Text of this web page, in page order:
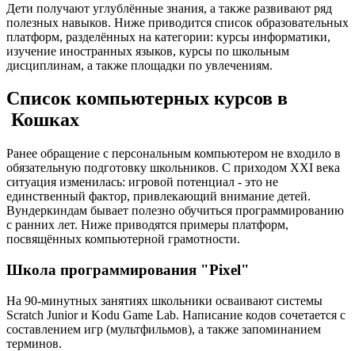
Дети получают углублённые знания, а также развивают ряд
полезных навыков. Ниже приводится список образовательных
платформ, разделённых на категории: курсы информатики,
изучение иностранных языков, курсы по школьным
дисциплинам, а также площадки по увлечениям.
Список компьютерных курсов в
Кошках
Ранее обращение с персональным компьютером не входило в
обязательную подготовку школьников. С приходом XXI века
ситуация изменилась: игровой потенциал - это не
единственный фактор, привлекающий внимание детей.
Вундеркиндам бывает полезно обучиться программированию
с ранних лет. Ниже приводятся примеры платформ,
посвящённых компьютерной грамотности.
Школа программирования "Pixel"
На 90-минутных занятиях школьники осваивают системы
Scratch Junior и Kodu Game Lab. Написание кодов сочетается с
составлением игр (мультфильмов), а также запоминанием
терминов.